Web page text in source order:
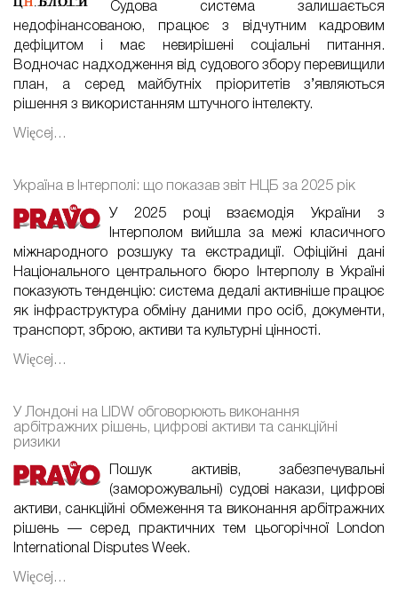
Судова система залишається
недофінансованою, працює з відчутним кадровим
дефіцитом і має невирішені соціальні питання.
Водночас надходження від судового збору перевищили
план, а серед майбутніх пріоритетів з’являються
рішення з використанням штучного інтелекту.
Więcej…
Україна в Інтерполі: що показав звіт НЦБ за 2025 рік
У 2025 році взаємодія України з
Інтерполом вийшла за межі класичного
міжнародного розшуку та екстрадиції. Офіційні дані
Національного центрального бюро Інтерполу в Україні
показують тенденцію: система дедалі активніше працює
як інфраструктура обміну даними про осіб, документи,
транспорт, зброю, активи та культурні цінності.
Więcej…
У Лондоні на LIDW обговорюють виконання
арбітражних рішень, цифрові активи та санкційні
ризики
Пошук активів, забезпечувальні
(заморожувальні) судові накази, цифрові
активи, санкційні обмеження та виконання арбітражних
рішень — серед практичних тем цьогорічної London
International Disputes Week.
Więcej…